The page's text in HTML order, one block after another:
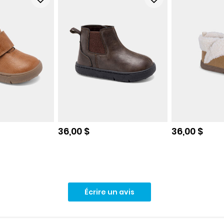
Prix de solde
36,00 $ Prix de solde
36,00 $
Écrire un avis